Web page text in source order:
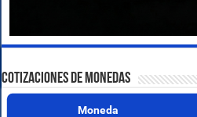
COTIZACIONES DE MONEDAS
Moneda